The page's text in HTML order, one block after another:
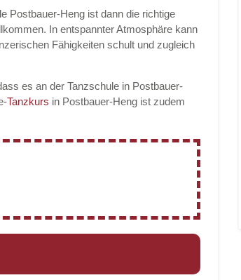
Postbauer-Heng ist dann die richtige
In entspannter Atmosphäre kann
Fähigkeiten schult und zugleich
es an der Tanzschule in Postbauer-
Tanzkurs in Postbauer-Heng ist zudem